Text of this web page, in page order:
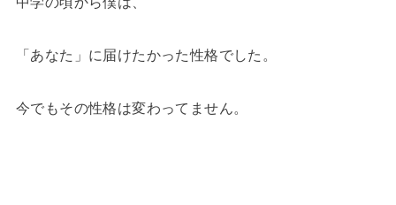
「あなた」に届けたかった性格でした。
今でもその性格は変わってません。